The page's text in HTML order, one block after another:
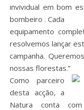
invividual em bom
bombeiro . Cada
equipamento
resolvemos lançar
campanha.
nossas florestas.”
Como parceiro
desta acção, a
Natura conta